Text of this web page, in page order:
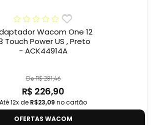
Wacom One 12
Touch Power US , Preto
- ACK44914A
De R$ 281,46
R$ 226,90
Até 12x de R$23,09 no cartão
OFERTAS WACOM